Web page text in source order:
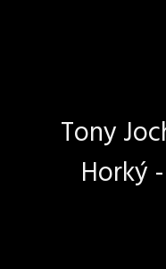
Tony
Horký